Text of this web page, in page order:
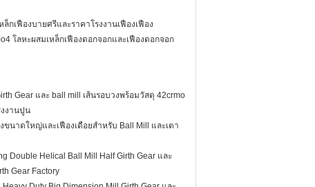
ล็กเฟืองบายศรีและราคาโรงงานเฟืองเฟือง
โลหะผสมเหล็กเฟืองดอกจอกและเฟืองดอกจอก
Gear และ ball mill เส้นรอบวงพร้อมวัสดุ 42crmo
งานปูน
ขนาดใหญ่และเฟืองเดือยสำหรับ Ball Mill และเตา
Double Helical Ball Mill Half Girth Gear และ
Gear Factory